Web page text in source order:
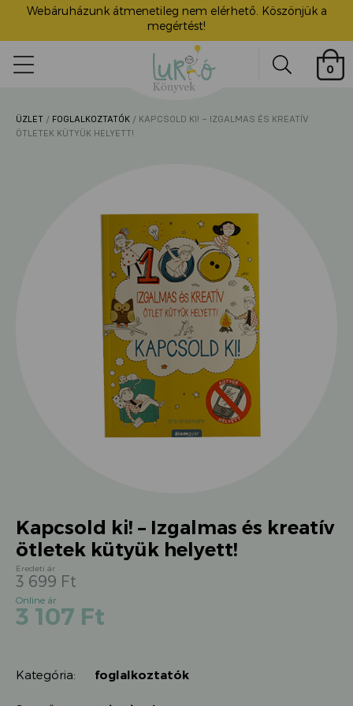
Webáruházunk átmenetileg nem elérhető. Köszönjük a
megértést!
Lurkó
Könyvek
ÜZLET / FOGLALKOZTATÓK / KAPCSOLD KI! – IZGALMAS ÉS KREATÍV
ÖTLETEK KÜTYÜK HELYETT!
Kapcsold ki! – Izgalmas és kreatív
ötletek kütyük helyett!
3 699 Ft
price
was:
3 107 Ft
107 Ft.
Kategória: foglalkoztatók
0